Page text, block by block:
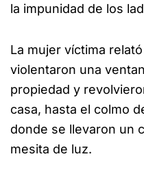
la impunidad de los
La mujer víctima
violentaron una
propiedad y
casa, hasta el colmo
donde se llevaron un
mesita de luz.